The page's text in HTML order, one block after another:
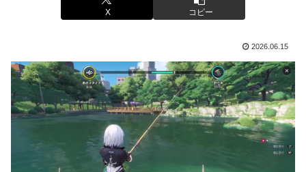
X コピー
2026.06.15